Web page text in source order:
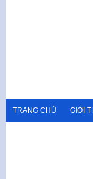
TRANG CHỦ GIỚI